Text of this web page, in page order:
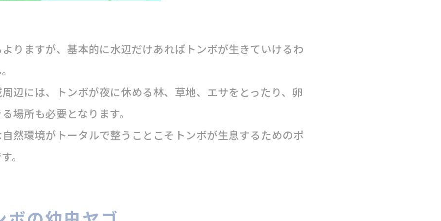
りますが、基本的に水辺だけあればトンボが生きていけるわ
周辺には、トンボが夜に休める林、草地、エサをとったり、卵
場所も必要となります。
然環境がトータルで整うことこそトンボが生息するためのポ
。